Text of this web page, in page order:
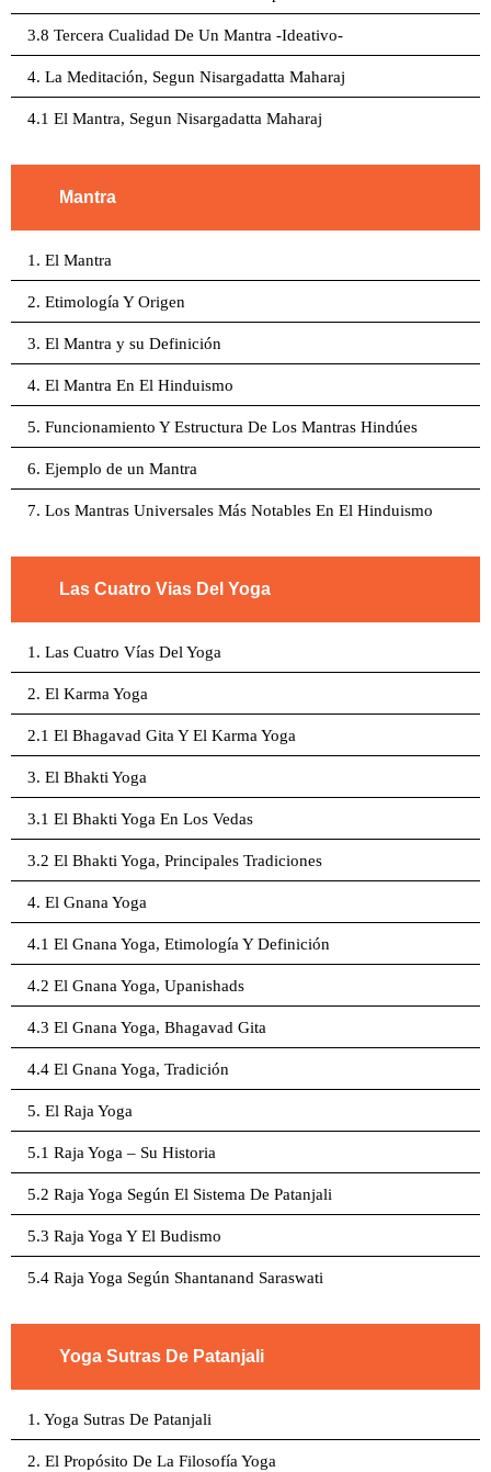
3.8 Tercera Cualidad De Un Mantra -Ideativo-
4. La Meditación, Segun Nisargadatta Maharaj
4.1 El Mantra, Segun Nisargadatta Maharaj
Mantra
1. El Mantra
2. Etimología Y Origen
3. El Mantra y su Definición
4. El Mantra En El Hinduismo
5. Funcionamiento Y Estructura De Los Mantras Hindúes
6. Ejemplo de un Mantra
7. Los Mantras Universales Más Notables En El Hinduismo
Las Cuatro Vias Del Yoga
1. Las Cuatro Vías Del Yoga
2. El Karma Yoga
2.1 El Bhagavad Gita Y El Karma Yoga
3. El Bhakti Yoga
3.1 El Bhakti Yoga En Los Vedas
3.2 El Bhakti Yoga, Principales Tradiciones
4. El Gnana Yoga
4.1 El Gnana Yoga, Etimología Y Definición
4.2 El Gnana Yoga, Upanishads
4.3 El Gnana Yoga, Bhagavad Gita
4.4 El Gnana Yoga, Tradición
5. El Raja Yoga
5.1 Raja Yoga – Su Historia
5.2 Raja Yoga Según El Sistema De Patanjali
5.3 Raja Yoga Y El Budismo
5.4 Raja Yoga Según Shantanand Saraswati
Yoga Sutras De Patanjali
1. Yoga Sutras De Patanjali
2. El Propósito De La Filosofía Yoga